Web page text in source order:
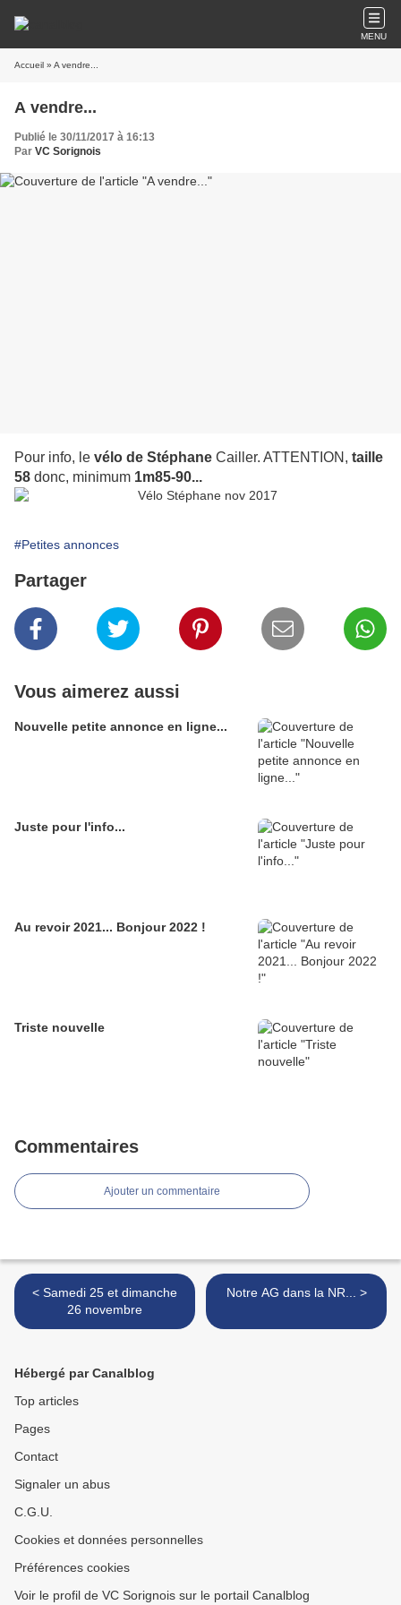
MENU
Accueil » A vendre...
A vendre...
Publié le 30/11/2017 à 16:13
Par VC Sorignois
Pour info, le vélo de Stéphane Cailler. ATTENTION, taille
58 donc, minimum 1m85-90...
#Petites annonces
Partager
Vous aimerez aussi
Nouvelle petite annonce en ligne...
Juste pour l'info...
Au revoir 2021... Bonjour 2022 !
Triste nouvelle
Commentaires
Ajouter un commentaire
< Samedi 25 et dimanche
26 novembre
Notre AG dans la NR... >
Hébergé par Canalblog
Top articles
Pages
Contact
Signaler un abus
C.G.U.
Cookies et données personnelles
Préférences cookies
Voir le profil de VC Sorignois sur le portail Canalblog